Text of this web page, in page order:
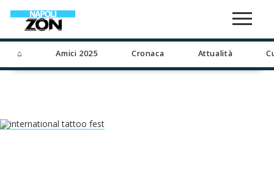
⌂ Amici 2025 Cronaca Attualità